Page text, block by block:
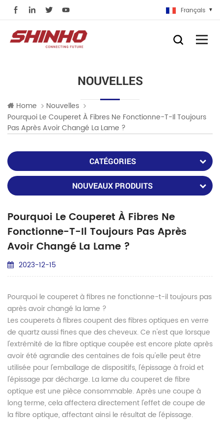
Français
NOUVELLES
Home
Nouvelles
Pourquoi Le Couperet À Fibres Ne Fonctionne-T-Il Toujours
Pas Après Avoir Changé La Lame ?
CATÉGORIES
NOUVEAUX PRODUITS
Pourquoi Le Couperet À Fibres Ne
Fonctionne-T-Il Toujours Pas Après
Avoir Changé La Lame ?
2023-12-15
Pourquoi le couperet à fibres ne fonctionne-t-il toujours pas
après avoir changé la lame ?
Les couperets à fibres coupent des fibres optiques en verre
de quartz aussi fines que des cheveux. Ce n'est que lorsque
l'extrémité de la fibre optique coupée est encore plate après
avoir été agrandie des centaines de fois qu'elle peut être
utilisée pour l'emballage de dispositifs, l'épissage à froid et
l'épissage par décharge. La lame du couperet de fibre
optique est une pièce consommable. Après une coupe à
long terme, cela affectera directement l'effet de coupe de
la fibre optique, affectant ainsi le résultat de l'épissage.